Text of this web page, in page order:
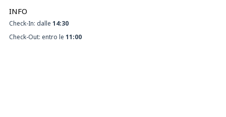
INFO
Check-In: dalle 14:30
Check-Out: entro le 11:00